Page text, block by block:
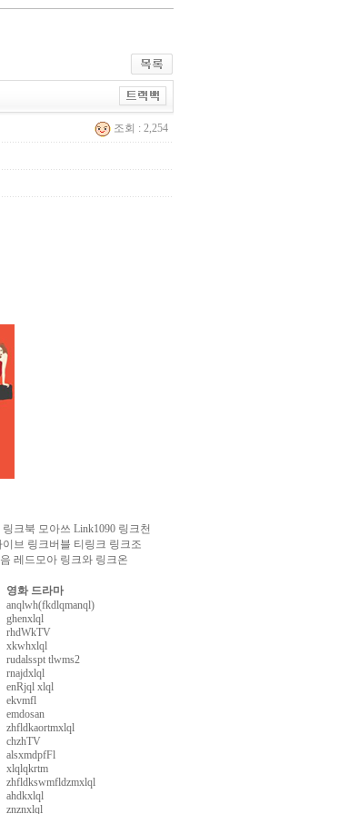
조회 : 2,254
크북 모아쓰 Link1090 링크천
브 링크버블 티링크 링크조
레드모아 링크와 링크온
영화 드라마
anqlwh(fkdlqmanql)
ghenxlql
rhdWkTV
xkwhxlql
rudalsspt tlwms2
rnajdxlql
enRjql xlql
ekvmfl
emdosan
zhfldkaortmxlql
chzhTV
alsxmdpfFl
xlqlqkrtm
zhfldkswmfldzmxlql
ahdkxlql
znznxlql